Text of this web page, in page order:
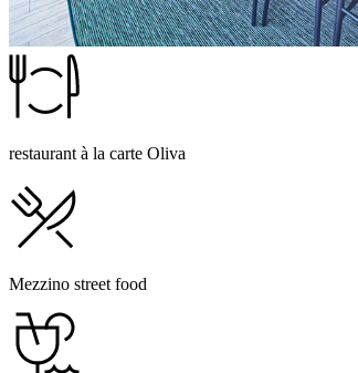
restaurant à la carte Oliva
Mezzino street food